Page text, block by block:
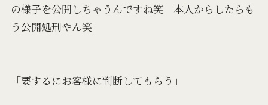
の様子を公開しちゃうんですね笑 本人からしたらも
う公開処刑やん笑
「要するにお客様に判断してもらう」